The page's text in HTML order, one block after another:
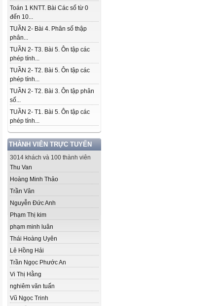
Toán 1 KNTT. Bài Các số từ 0
đến 10...
TUẦN 2- Bài 4. Phân số thập
phân...
TUẦN 2- T3. Bài 5. Ôn tập các
phép tính...
TUẦN 2- T2. Bài 5. Ôn tập các
phép tính...
TUẦN 2- T2. Bài 3. Ôn tập phân
số...
TUẦN 2- T1. Bài 5. Ôn tập các
phép tính...
THÀNH VIÊN TRỰC TUYẾN
3014 khách và 100 thành viên
Thu Van
Hoàng Minh Thảo
Trần Vân
Nguyễn Đức Anh
Phạm Thị kim
phạm minh luân
Thái Hoàng Uyên
Lê Hồng Hải
Trần Ngọc Phước An
Vi Thị Hằng
nghiêm văn tuấn
Vũ Ngọc Trinh